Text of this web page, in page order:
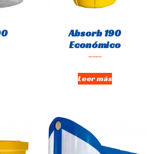
Absorb 190
Económico
Hay existencias
Leer más